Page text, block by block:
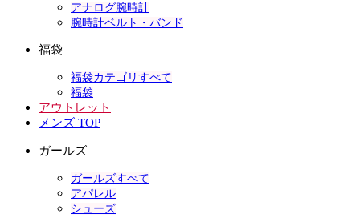
アナログ腕時計
腕時計ベルト・バンド
福袋
福袋カテゴリすべて
福袋
アウトレット
メンズ TOP
ガールズ
ガールズすべて
アパレル
シューズ